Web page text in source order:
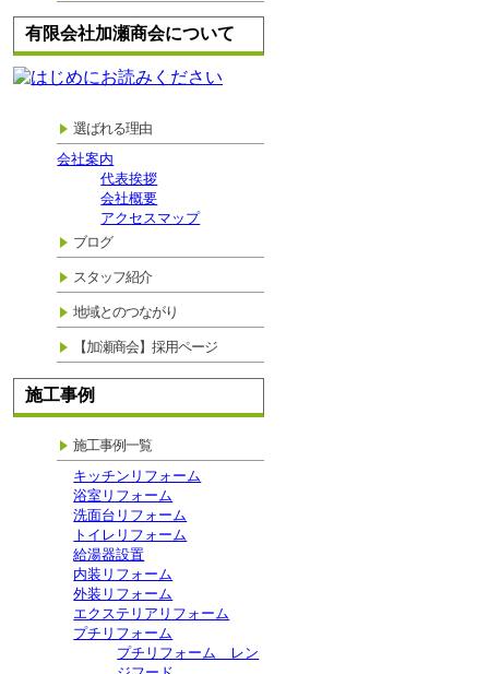
有限会社加瀬商会について
選ばれる理由
会社案内
代表挨拶
会社概要
アクセスマップ
ブログ
スタッフ紹介
地域とのつながり
【加瀬商会】採用ページ
施工事例
施工事例一覧
キッチンリフォーム
浴室リフォーム
洗面台リフォーム
トイレリフォーム
給湯器設置
内装リフォーム
外装リフォーム
エクステリアリフォーム
プチリフォーム
プチリフォーム レン